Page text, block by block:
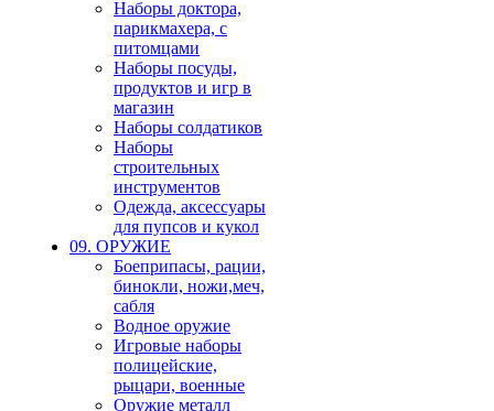
Наборы доктора,
парикмахера, с
питомцами
Наборы посуды,
продуктов и игр в
магазин
Наборы солдатиков
Наборы
строительных
инструментов
Одежда, аксессуары
для пупсов и кукол
09. ОРУЖИЕ
Боеприпасы, рации,
бинокли, ножи,меч,
сабля
Водное оружие
Игровые наборы
полицейские,
рыцари, военные
Оружие металл